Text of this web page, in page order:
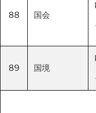
88 国会
89 国境